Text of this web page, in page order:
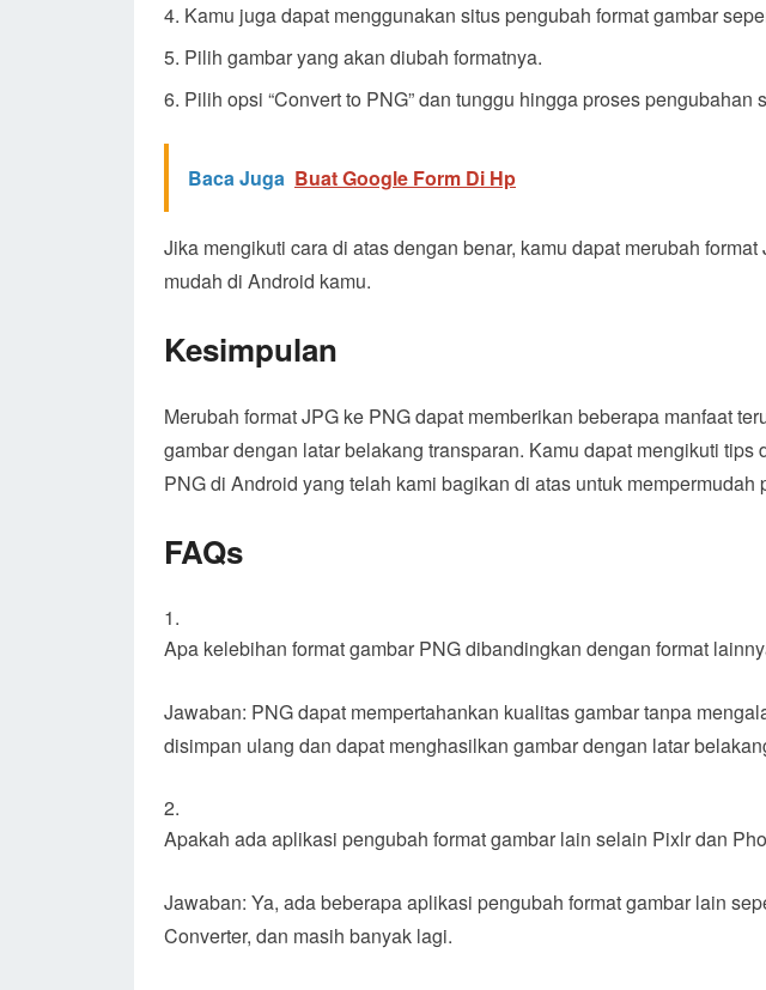
Kamu juga dapat menggunakan situs pengubah format gambar
Pilih gambar yang akan diubah formatnya.
Pilih opsi “Convert to PNG” dan tunggu hingga proses pengubahan
Baca Juga Buat Google Form Di Hp
Jika mengikuti cara di atas dengan benar, kamu dapat merubah
mudah di Android kamu.
Kesimpulan
Merubah format JPG ke PNG dapat memberikan beberapa manfaat
gambar dengan latar belakang transparan. Kamu dapat mengikuti tips
PNG di Android yang telah kami bagikan di atas untuk mempermudah
FAQs
Apa kelebihan format gambar PNG dibandingkan dengan format
Jawaban: PNG dapat mempertahankan kualitas gambar tanpa
disimpan ulang dan dapat menghasilkan gambar dengan latar
Apakah ada aplikasi pengubah format gambar lain selain Pixlr dan
Jawaban: Ya, ada beberapa aplikasi pengubah format gambar lain
Converter, dan masih banyak lagi.